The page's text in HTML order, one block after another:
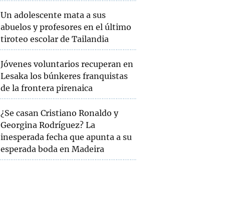
Un adolescente mata a sus
abuelos y profesores en el último
tiroteo escolar de Tailandia
Jóvenes voluntarios recuperan en
Lesaka los búnkeres franquistas
de la frontera pirenaica
¿Se casan Cristiano Ronaldo y
Georgina Rodríguez? La
inesperada fecha que apunta a su
esperada boda en Madeira